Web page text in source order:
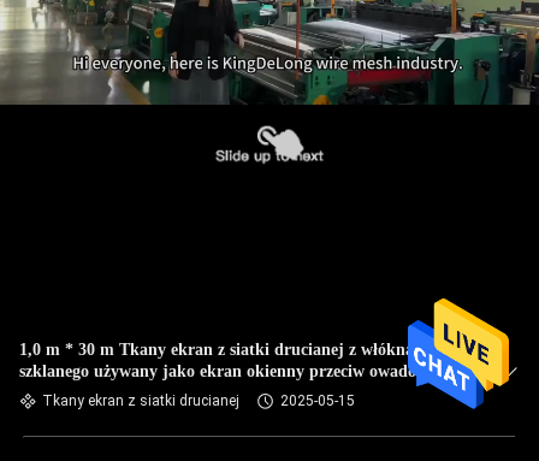
1,0 m * 30 m Tkany ekran z siatki drucianej z włókna
szklanego używany jako ekran okienny przeciw owadom
Tkany ekran z siatki drucianej 2025-05-15